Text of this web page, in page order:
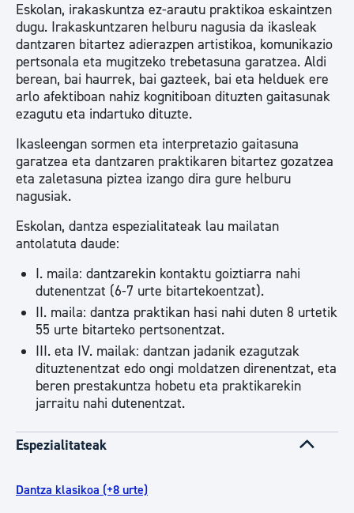
Eskolan, irakaskuntza ez-arautu praktikoa eskaintzen
dugu. Irakaskuntzaren helburu nagusia da ikasleak
dantzaren bitartez adierazpen artistikoa, komunikazio
pertsonala eta mugitzeko trebetasuna garatzea. Aldi
berean, bai haurrek, bai gazteek, bai eta helduek ere
arlo afektiboan nahiz kognitiboan dituzten gaitasunak
ezagutu eta indartuko dituzte.
Ikasleengan sormen eta interpretazio gaitasuna
garatzea eta dantzaren praktikaren bitartez gozatzea
eta zaletasuna piztea izango dira gure helburu
nagusiak.
Eskolan, dantza espezialitateak lau mailatan
antolatuta daude:
I. maila: dantzarekin kontaktu goiztiarra nahi
dutenentzat (6-7 urte bitartekoentzat).
II. maila: dantza praktikan hasi nahi duten 8 urtetik
55 urte bitarteko pertsonentzat.
III. eta IV. mailak: dantzan jadanik ezagutzak
dituztenentzat edo ongi moldatzen direnentzat, eta
beren prestakuntza hobetu eta praktikarekin
jarraitu nahi dutenentzat.
Espezialitateak
Dantza klasikoa (+8 urte)